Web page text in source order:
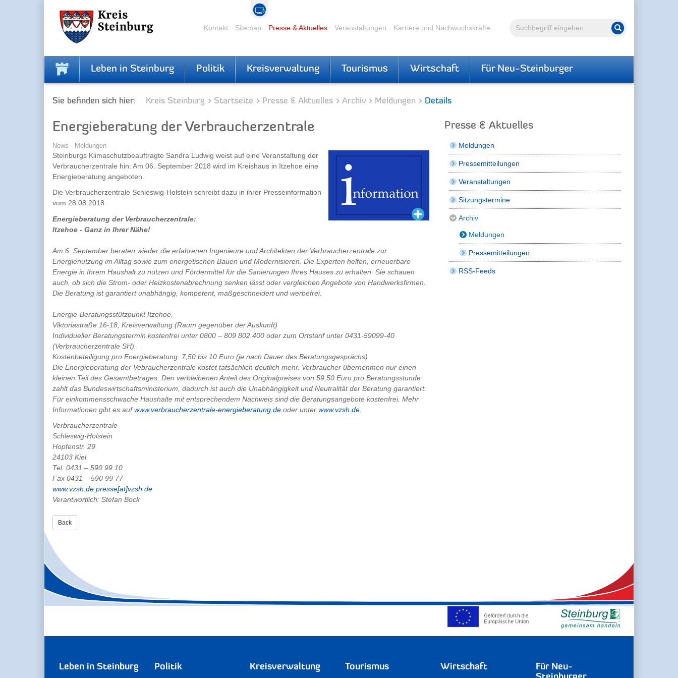
Volltextsuche Suche starten
Kontakt Sitemap Presse & Aktuelles Veranstaltungen Karriere und Nachwuchskräfte
Leben in Steinburg Politik Kreisverwaltung Tourismus Wirtschaft Für Neu-Steinburger
Sie befinden sich hier: Kreis Steinburg Startseite Presse & Aktuelles Archiv Meldungen Details
Energieberatung der Verbraucherzentrale
News - Meldungen
Steinburgs Klimaschutzbeauftragte Sandra Ludwig weist auf eine Veranstaltung der
Verbraucherzentrale hin: Am 06. September 2018 wird im Kreishaus in Itzehoe eine
Energieberatung angeboten.
Die Verbraucherzentrale Schleswig-Holstein schreibt dazu in ihrer Presseinformation
vom 28.08.2018:
Energieberatung der Verbraucherzentrale:
Itzehoe - Ganz in Ihrer Nähe!
Am 6. September beraten wieder die erfahrenen Ingenieure und Architekten der Verbraucherzentrale zur
Energienutzung im Alltag sowie zum energetischen Bauen und Modernisieren. Die Experten helfen, erneuerbare
Energie in Ihrem Haushalt zu nutzen und Fördermittel für die Sanierungen Ihres Hauses zu erhalten. Sie schauen
auch, ob sich die Strom- oder Heizkostenabrechnung senken lässt oder vergleichen Angebote von Handwerksfirmen.
Die Beratung ist garantiert unabhängig, kompetent, maßgeschneidert und werbefrei.
Energie-Beratungsstützpunkt Itzehoe,
Viktoriastraße 16-18, Kreisverwaltung (Raum gegenüber der Auskunft)
Individueller Beratungstermin kostenfrei unter 0800 – 809 802 400 oder zum Ortstarif unter 0431-59099-40
(Verbraucherzentrale SH).
Kostenbeteiligung pro Energieberatung: 7,50 bis 10 Euro (je nach Dauer des Beratungsgesprächs)
Die Energieberatung der Vebraucherzentrale kostet tatsächlich deutlich mehr. Verbraucher übernehmen nur einen
kleinen Teil des Gesamtbetrages. Den verbleibenen Anteil des Originalpreises von 59,50 Euro pro Beratungsstunde
zahlt das Bundeswirtschaftsministerium, dadurch ist auch die Unabhängigkeit und Neutralität der Beratung garantiert.
Für einkommensschwache Haushalte mit entsprechendem Nachweis sind die Beratungsangebote kostenfrei. Mehr
Informationen gibt es aufwww.verbraucherzentrale-energieberatung.de oder unter www.vzsh.de
Verbraucherzentrale
Schleswig-Holstein
Hopfenstr. 29
24103 Kiel
Tel. 0431 – 590 99 10
Fax 0431 – 590 99 77
www.vzsh.de presse[at]vzsh.de
Verantwortlich: Stefan Bock
Back
Presse & Aktuelles
Meldungen
Pressemitteilungen
Veranstaltungen
Sitzungstermine
Archiv
Meldungen
Pressemitteilungen
RSS-Feeds
Leben in Steinburg Politik Kreisverwaltung Tourismus Wirtschaft
Für Neu-